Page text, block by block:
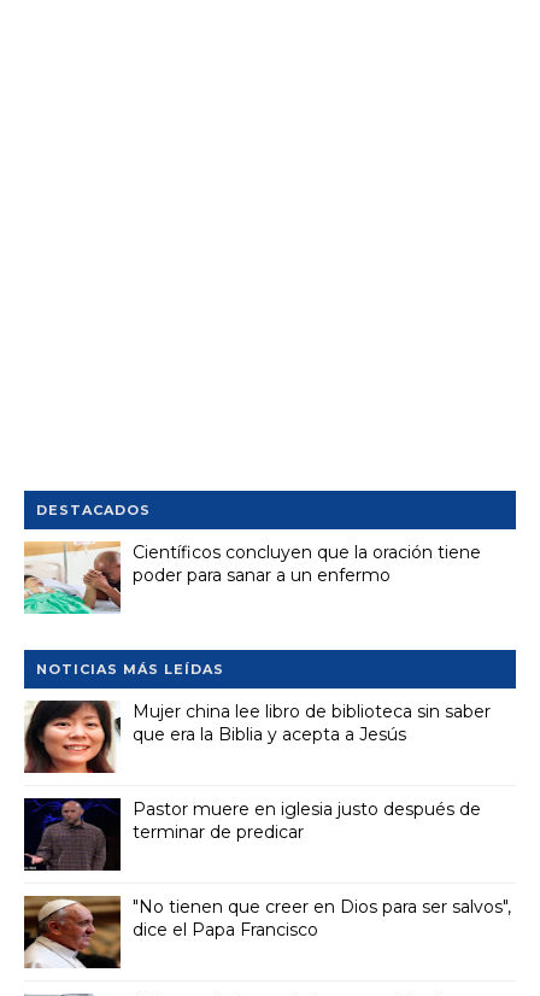
DESTACADOS
Científicos concluyen que la oración tiene
poder para sanar a un enfermo
NOTICIAS MÁS LEÍDAS
Mujer china lee libro de biblioteca sin saber
que era la Biblia y acepta a Jesús
Pastor muere en iglesia justo después de
terminar de predicar
"No tienen que creer en Dios para ser salvos",
dice el Papa Francisco